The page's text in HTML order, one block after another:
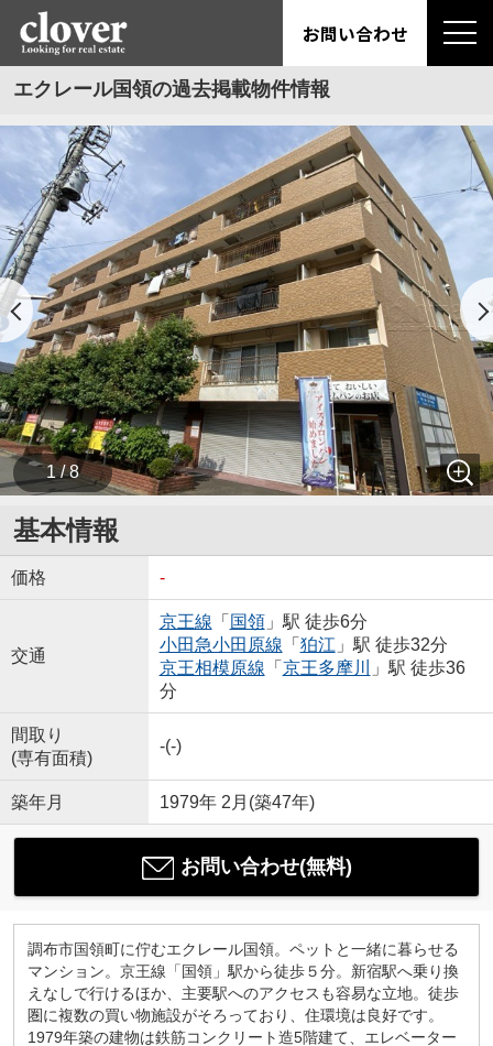
お問い合わせ
エクレール国領の過去掲載物件情報
1 / 8
基本情報
価格 -
交通
京王線 「 国領」駅 徒歩6分
小田急小田原線 「 狛江 」駅 徒歩32分
京王相模原線 「 京王多摩川
」駅 徒歩36
分
間取り
(専有面積)
-(-)
築年月 1979年 2月(築47年)
お問い合わせ(無料)
調布市国領町に佇むエクレール国領。ペットと一緒に暮らせる
マンション。京王線「国領」駅から徒歩５分。新宿駅へ乗り換
えなしで行けるほか、主要駅へのアクセスも容易な立地。徒歩
圏に複数の買い物施設がそろっており、住環境は良好です。
1979年築の建物は鉄筋コンクリート造5階建て、エレベーター